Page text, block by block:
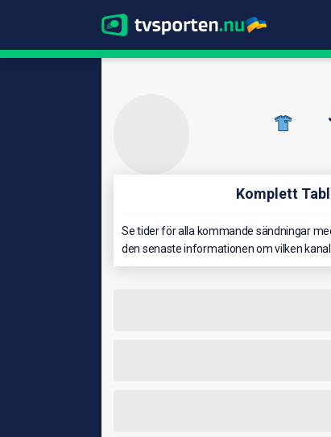
Komplett
Se tider för alla kommande sändningar
den senaste informationen om vilken